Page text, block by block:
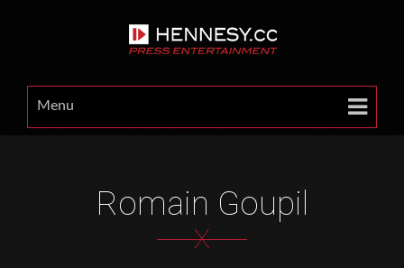
Menu
Romain Goupil
X